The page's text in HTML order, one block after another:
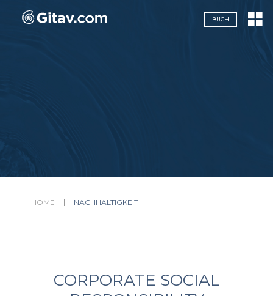
Navigazione servizi
BUCH
HOME NACHHALTIGKEIT
CORPORATE SOCIAL